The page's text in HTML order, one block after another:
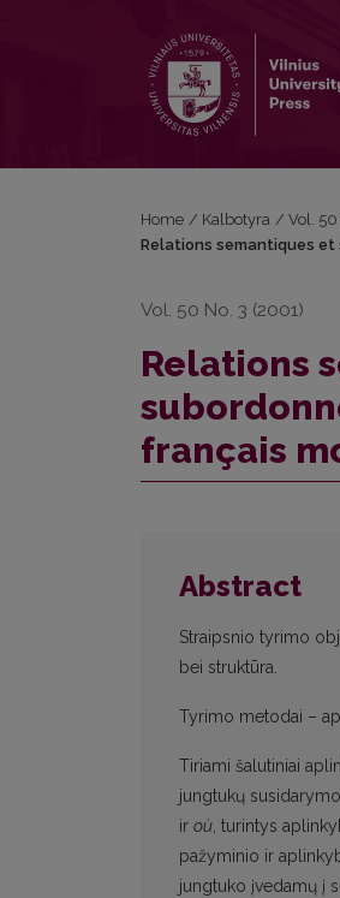
Home / Kalbotyra / Vol.
Relations semantiques
Vol. 50 No. 3 (2001)
Relations
français
Abstract
Straipsnio tyrimo
bei struktūra.
Tyrimo metodai –
Tiriami šalutiniai
jungtukų
ir où, turintys
pažyminio ir
jungtuko įvedamų į